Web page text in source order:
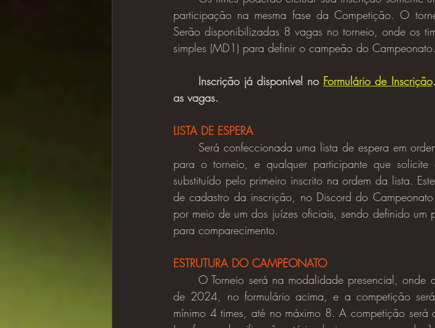
participação na mesma fase da Competição. O
Serão disponibilizadas 8 vagas no torneio, onde os
simples (MD1) para definir o campeão do Campeonato.
Inscrição já disponível no Formulário de Inscrição
as vagas.
LISTA DE ESPERA
para o torneio, e qualquer participante que
substituído pelo primeiro inscrito na ordem da lista.
de cadastro da inscrição, no Discord do
por meio de um dos juízes oficiais, sendo definido um
para comparecimento.
ESTRUTURA DO CAMPEONATO
	O Torneio será na modalidade presencial, onde a inscrição irá começar em 25 de março
de 2024, no formulário acima, e a competição
mínimo 4 times, até no máximo 8. A competição